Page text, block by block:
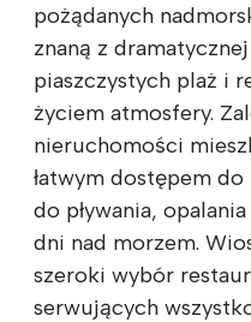
pożądanych
znaną z
piaszczystych plaż i
życiem atmosfery.
nieruchomości
łatwym dostępem
do pływania,
dni nad morzem.
szeroki wybór
serwujących